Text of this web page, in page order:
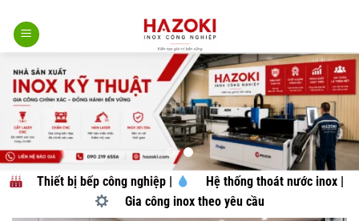
qua
dung
Thiết bị bếp công nghiệp Hệ thống thoát nước inox|
Gia công inox theo yêu cầu